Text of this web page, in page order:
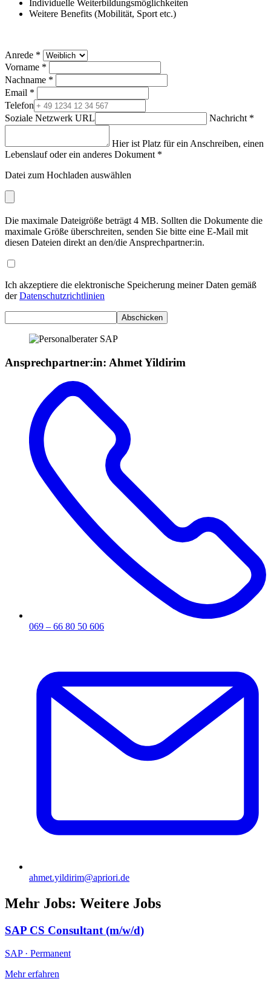
Individuelle Weiterbildungsmöglichkeiten
Weitere Benefits (Mobilität, Sport etc.)
Anrede *
Vorname *
Nachname *
Email *
Telefon
Soziale Netzwerk URL
Nachricht *
Hier ist Platz für ein Anschreiben, einen
Lebenslauf oder ein anderes Dokument *
Datei zum Hochladen auswählen
Die maximale Dateigröße beträgt 4 MB. Sollten die Dokumente die
maximale Größe überschreiten, senden Sie bitte eine E-Mail mit
diesen Dateien direkt an den/die Ansprechpartner:in.
Ich akzeptiere die elektronische Speicherung meiner Daten gemäß
derDatenschutzrichtlinien
Abschicken
Ansprechpartner:in: Ahmet Yildirim
069 – 66 80 50 606
ahmet.yildirim@apriori.de
Mehr Jobs: Weitere Jobs
SAP CS Consultant (m/w/d)
SAP · Permanent
Mehr erfahren